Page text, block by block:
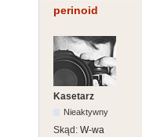
perinoid
Kasetarz
Nieaktywny
Skąd: W-wa